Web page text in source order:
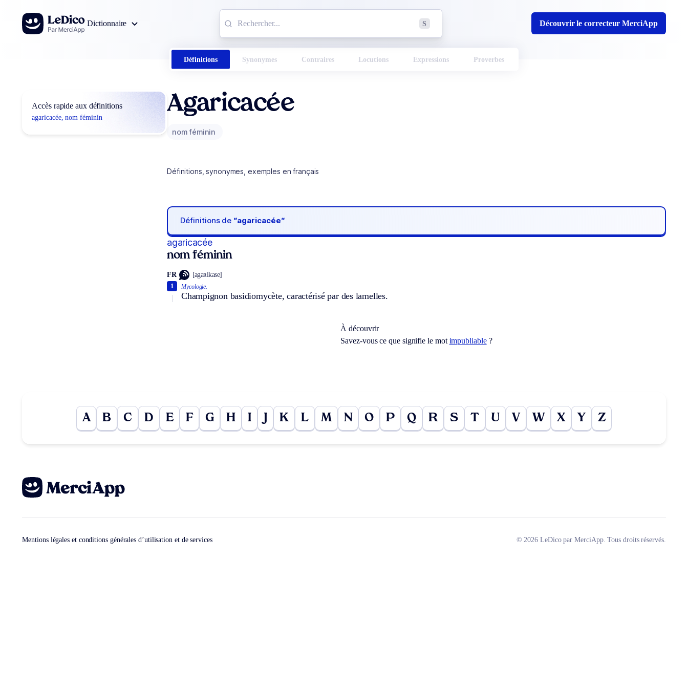
Aller au contenu
Dictionnaire
S Découvrir le correcteur MerciApp
Définitions Synonymes Contraires Locutions Expressions Proverbes
Accès rapide aux définitions
agaricacée, nom féminin
Agaricacée
nom féminin
Définitions, synonymes, exemples en français
Définitions de “agaricacée“
agaricacée
nom féminin
FR [agaʀikase]
Mycologie.
Champignon basidiomycète, caractérisé par des lamelles.
1
À découvrir
Savez-vous ce que signifie le mot impubliable?
A B C D E F G H I K L M N O P Q R S T U V W X Y Z
Mentions légales et conditions générales d’utilisation et de services © 2026 LeDico par MerciApp. Tous droits réservés.